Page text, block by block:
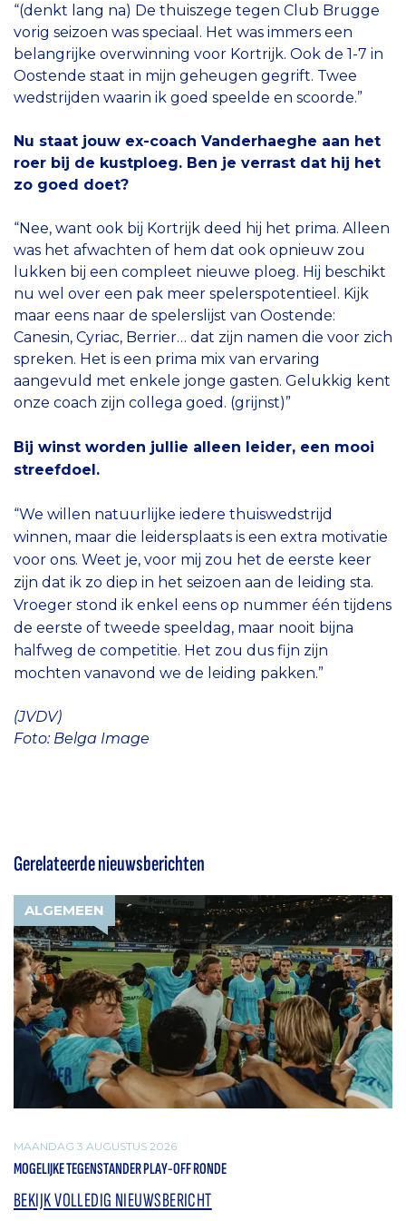
“(denkt lang na) De thuiszege tegen Club Brugge
vorig seizoen was speciaal. Het was immers een
belangrijke overwinning voor Kortrijk. Ook de 1-7 in
Oostende staat in mijn geheugen gegrift. Twee
wedstrijden waarin ik goed speelde en scoorde.”
Nu staat jouw ex-coach Vanderhaeghe aan het
roer bij de kustploeg. Ben je verrast dat hij het
zo goed doet?
“Nee, want ook bij Kortrijk deed hij het prima. Alleen
was het afwachten of hem dat ook opnieuw zou
lukken bij een compleet nieuwe ploeg. Hij beschikt
nu wel over een pak meer spelerspotentieel. Kijk
maar eens naar de spelerslijst van Oostende:
Canesin, Cyriac, Berrier… dat zijn namen die voor zich
spreken. Het is een prima mix van ervaring
aangevuld met enkele jonge gasten. Gelukkig kent
onze coach zijn collega goed. (grijnst)”
Bij winst worden jullie alleen leider, een mooi
streefdoel.
“We willen natuurlijke iedere thuiswedstrijd
winnen, maar die leidersplaats is een extra motivatie
voor ons. Weet je, voor mij zou het de eerste keer
zijn dat ik zo diep in het seizoen aan de leiding sta.
Vroeger stond ik enkel eens op nummer één tijdens
de eerste of tweede speeldag, maar nooit bijna
halfweg de competitie. Het zou dus fijn zijn
mochten vanavond we de leiding pakken.”
(JVDV)
Foto: Belga Image
Gerelateerde nieuwsberichten
ALGEMEEN
MAANDAG 3 AUGUSTUS 2026
MOGELIJKE TEGENSTANDER PLAY-OFF RONDE
BEKIJK VOLLEDIG NIEUWSBERICHT